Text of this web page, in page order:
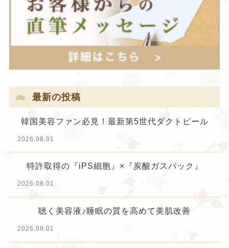
最新の投稿
韓国美容ファン必見！最新第5世代ダクトピール
2026.08.01
特許取得の『iPS細胞』×『炭酸ガスパック』
2026.08.01
聴く美容液♪睡眠の質を高めて美肌改善
2026.08.01